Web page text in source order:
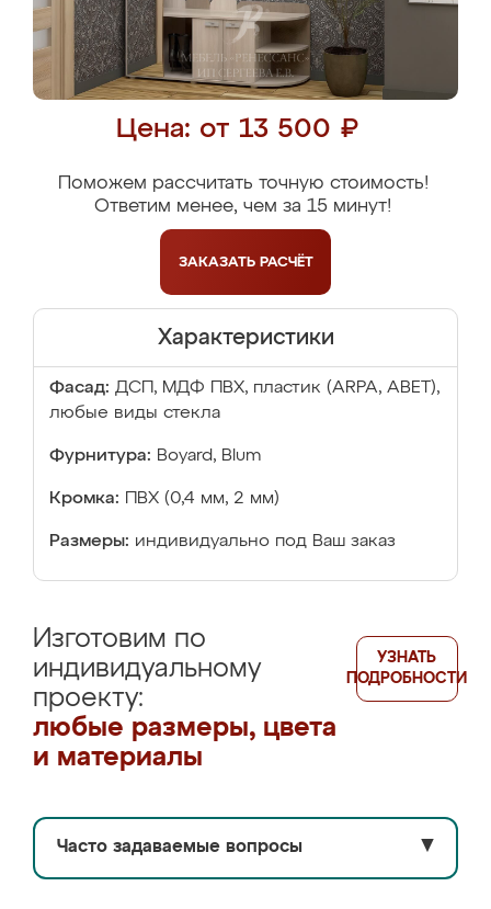
Цена: от 13 500 ₽
Поможем рассчитать точную стоимость!
Ответим менее, чем за 15 минут!
ЗАКАЗАТЬ РАСЧЁТ
Характеристики
Фасад: ДСП, МДФ ПВХ, пластик (ARPA, ABET),
любые виды стекла
Фурнитура: Boyard, Blum
Кромка: ПВХ (0,4 мм, 2 мм)
Размеры: индивидуально под Ваш заказ
Изготовим по
индивидуальному
проекту:
любые размеры, цвета
и материалы
УЗНАТЬ
ПОДРОБНОСТИ
Часто задаваемые вопросы ▼